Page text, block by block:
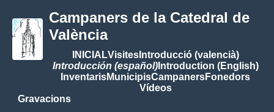
Campaners de la Catedral de
València
INICIALVisitesIntroducció (valencià)
Introducción (español)Introduction (English)
InventarisMunicipisCampanersFonedors
Vídeos
Gravacions